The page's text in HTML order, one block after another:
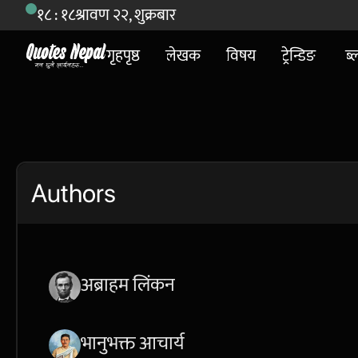
१८ : १८श्रावण २२, शुक्रबार
गृहपृष्ठ
लेखक विषय ट्रेन्डिङ
Authors
अब्राहम लिंकन
भानुभक्त आचार्य